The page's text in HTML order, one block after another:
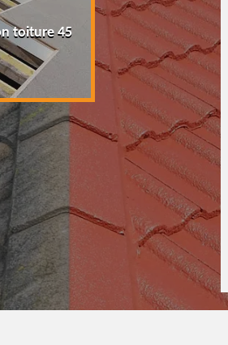
Peinture tuile et
toiture 45